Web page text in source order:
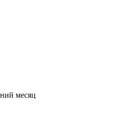
месяц
фиксирующий с